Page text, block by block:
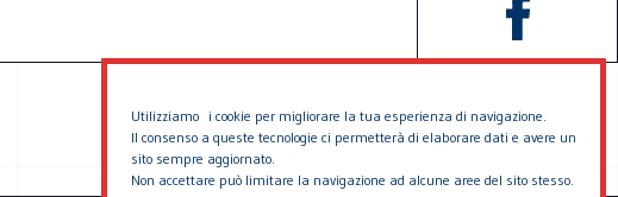
Utilizziamo i cookie per migliorare la tua esperienza di navigazione.
Il consenso a queste tecnologie ci permetterà di elaborare dati e avere un
sito sempre aggiornato.
Non accettare può limitare la navigazione ad alcune aree del sito stesso.